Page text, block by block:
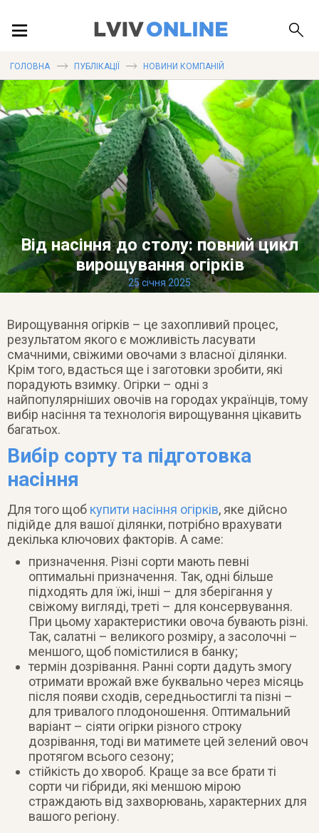
ЛОКАЦІЇ
ПУБЛІКАЦІЇ
ДОВІДКА
ГОЛОВНА ПУБЛІКАЦІЇ НОВИНИ КОМПАНІЙ
Від насіння до столу: повний цикл
вирощування огірків
25 січня 2025
Вирощування огірків – це захопливий процес,
результатом якого є можливість ласувати
смачними, свіжими овочами з власної ділянки.
Крім того, вдасться ще і заготовки зробити, які
порадують взимку. Огірки – одні з
найпопулярніших овочів на городах українців, тому
вибір насіння та технологія вирощування цікавить
багатьох.
Вибір сорту та підготовка
насіння
Для того щоб купити насіння огірків, яке дійсно
підійде для вашої ділянки, потрібно врахувати
декілька ключових факторів. А саме:
призначення. Різні сорти мають певні
оптимальні призначення. Так, одні більше
підходять для їжі, інші – для зберігання у
свіжому вигляді, треті – для консервування.
При цьому характеристики овоча бувають різні.
Так, салатні – великого розміру, а засолочні –
меншого, щоб помістилися в банку;
термін дозрівання. Ранні сорти дадуть змогу
отримати врожай вже буквально через місяць
після появи сходів, середньостиглі та пізні –
для тривалого плодоношення. Оптимальний
варіант – сіяти огірки різного строку
дозрівання, тоді ви матимете цей зелений овоч
протягом всього сезону;
стійкість до хвороб. Краще за все брати ті
сорти чи гібриди, які меншою мірою
страждають від захворювань, характерних для
вашого регіону.